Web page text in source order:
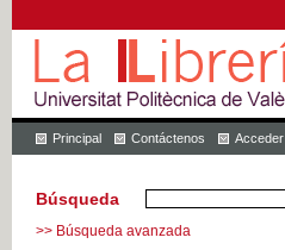
Principal Contáctenos Acceder
Búsqueda
>> Búsqueda avanzada